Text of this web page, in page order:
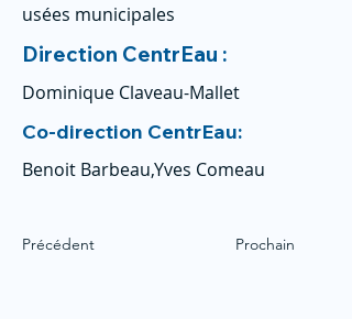
usées municipales
Direction CentrEau :
Dominique Claveau-Mallet
Co-direction CentrEau:
Benoit Barbeau,Yves Comeau
Précédent Prochain